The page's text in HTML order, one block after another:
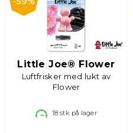
Little Joe® Flower
Luftfrisker med lukt av
Flower
18 stk på lager